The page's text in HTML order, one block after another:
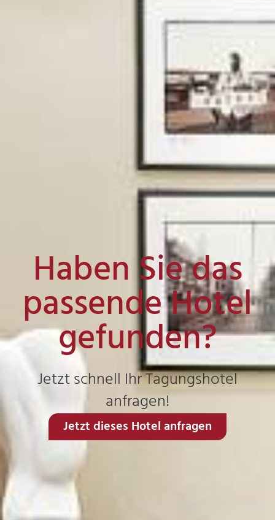
Haben Sie das
passende Hotel
gefunden?
Jetzt schnell Ihr Tagungshotel
anfragen!
Jetzt dieses Hotel anfragen